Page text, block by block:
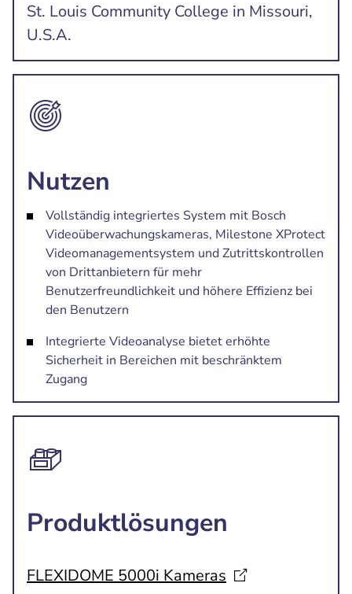
St. Louis Community College in Missouri,
U.S.A.
Nutzen
Vollständig integriertes System mit Bosch
Videoüberwachungskameras, Milestone XProtect
Videomanagementsystem und Zutrittskontrollen
von Drittanbietern für mehr
Benutzerfreundlichkeit und höhere Effizienz bei
den Benutzern
Integrierte Videoanalyse bietet erhöhte
Sicherheit in Bereichen mit beschränktem
Zugang
Produktlösungen
FLEXIDOME 5000i Kameras